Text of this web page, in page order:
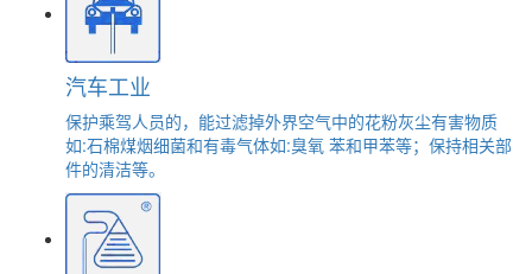
汽车工业
保护乘驾人员的，能过滤掉外界空气中的花粉灰尘有害物质
如:石棉煤烟细菌和有毒气体如:臭氧 苯和甲苯等；保持相关部
件的清洁等。